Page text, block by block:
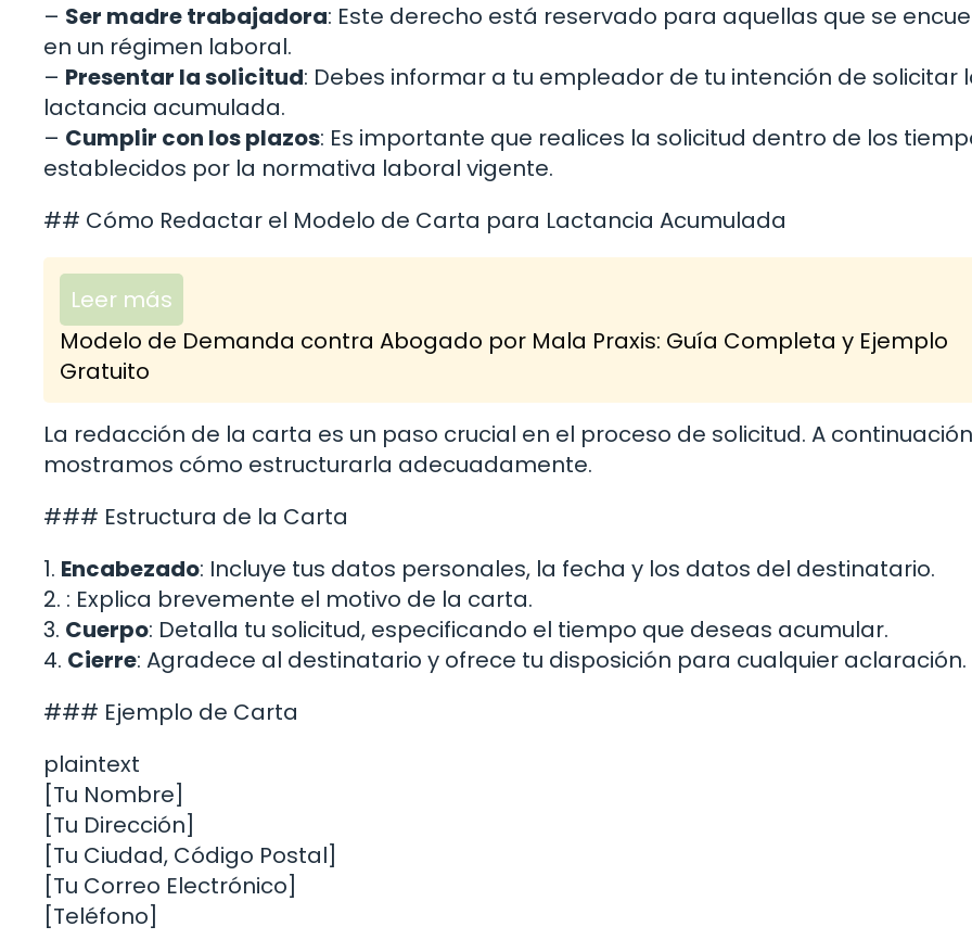
– Ser madre trabajadora: Este derecho está reservado para aquellas que se
en un régimen laboral.
– Presentar la solicitud: Debes informar a tu empleador de tu intención de solicitar
lactancia acumulada.
– Cumplir con los plazos: Es importante que realices la solicitud dentro de los
establecidos por la normativa laboral vigente.
## Cómo Redactar el Modelo de Carta para Lactancia Acumulada
Leer más
Modelo de Demanda contra Abogado por Mala Praxis: Guía Completa y Ejemplo
Gratuito
La redacción de la carta es un paso crucial en el proceso de solicitud. A
mostramos cómo estructurarla adecuadamente.
### Estructura de la Carta
1. Encabezado: Incluye tus datos personales, la fecha y los datos del destinatario.
2. : Explica brevemente el motivo de la carta.
3. Cuerpo: Detalla tu solicitud, especificando el tiempo que deseas acumular.
4. Cierre: Agradece al destinatario y ofrece tu disposición para cualquier aclaración.
### Ejemplo de Carta
plaintext
[Tu Nombre]
[Tu Dirección]
[Tu Ciudad, Código Postal]
[Tu Correo Electrónico]
[Teléfono]